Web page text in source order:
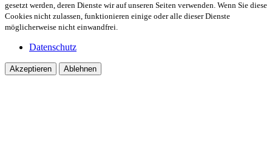
gesetzt werden, deren Dienste wir auf unseren Seiten verwenden. Wenn Sie diese
Cookies nicht zulassen, funktionieren einige oder alle dieser Dienste
möglicherweise nicht einwandfrei.
Datenschutz
Akzeptieren Ablehnen